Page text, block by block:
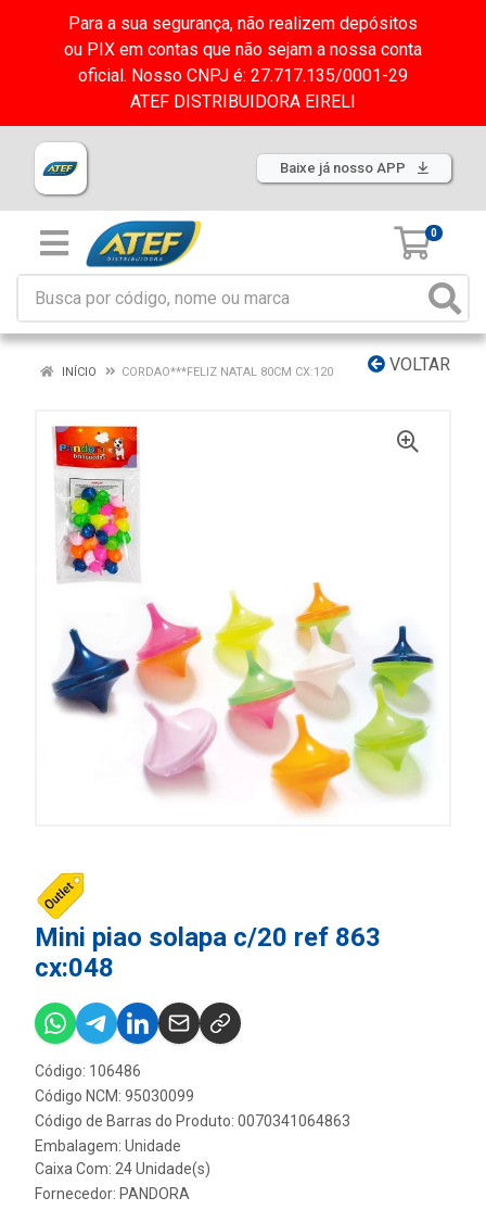
Para a sua segurança, não realizem depósitos
ou PIX em contas que não sejam a nossa conta
oficial. Nosso CNPJ é: 27.717.135/0001-29
ATEF DISTRIBUIDORA EIRELI
Baixe já nosso APP
0
VOLTAR
INÍCIO CORDAO***FELIZ NATAL 80CM CX:120
Mini piao solapa c/20 ref 863
cx:048
Código: 106486
Código NCM: 95030099
Código de Barras do Produto: 0070341064863
Embalagem: Unidade
Caixa Com: 24 Unidade(s)
Fornecedor: PANDORA